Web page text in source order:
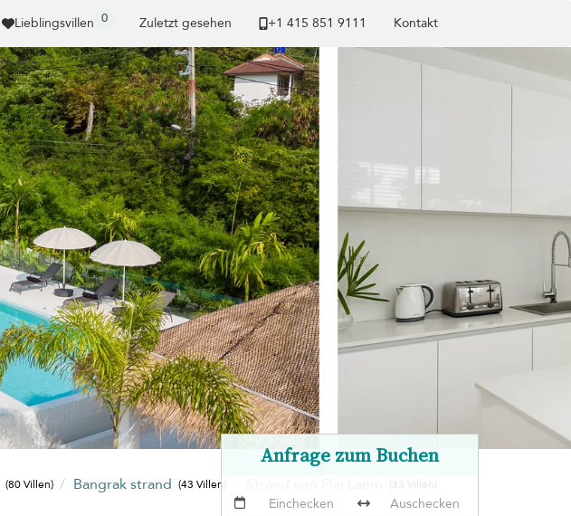
Lieblingsvillen 0 Zuletzt gesehen +1 ​415 851 9111 Kontakt
(80 Villen) Bangrak strand (43 Villen) (33 Villen)
Anfrage zum Buchen